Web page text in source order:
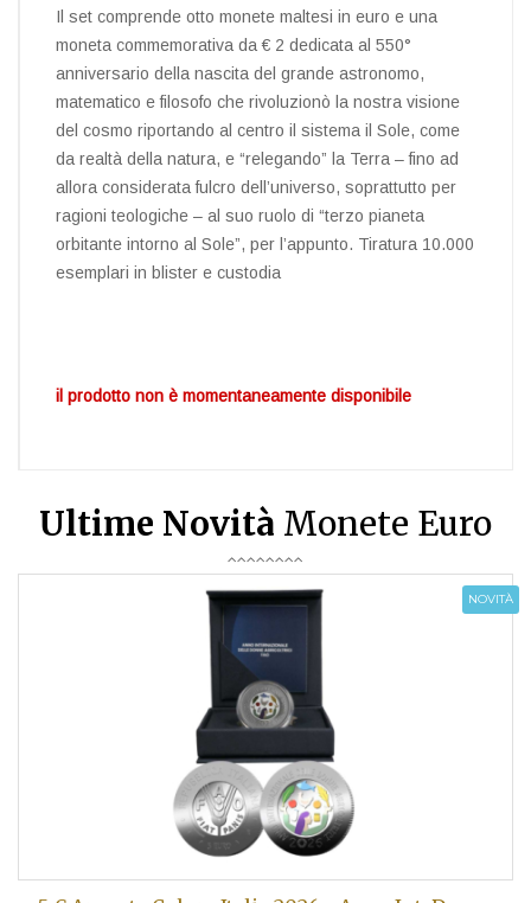
Il set comprende otto monete maltesi in euro e una
moneta commemorativa da € 2 dedicata al 550°
anniversario della nascita del grande astronomo,
matematico e filosofo che rivoluzionò la nostra visione
del cosmo riportando al centro il sistema il Sole, come
da realtà della natura, e “relegando” la Terra – fino ad
allora considerata fulcro dell’universo, soprattutto per
ragioni teologiche – al suo ruolo di “terzo pianeta
orbitante intorno al Sole”, per l’appunto. Tiratura 10.000
esemplari in blister e custodia
il prodotto non è momentaneamente disponibile
Ultime Novità Monete Euro
NOVITÀ